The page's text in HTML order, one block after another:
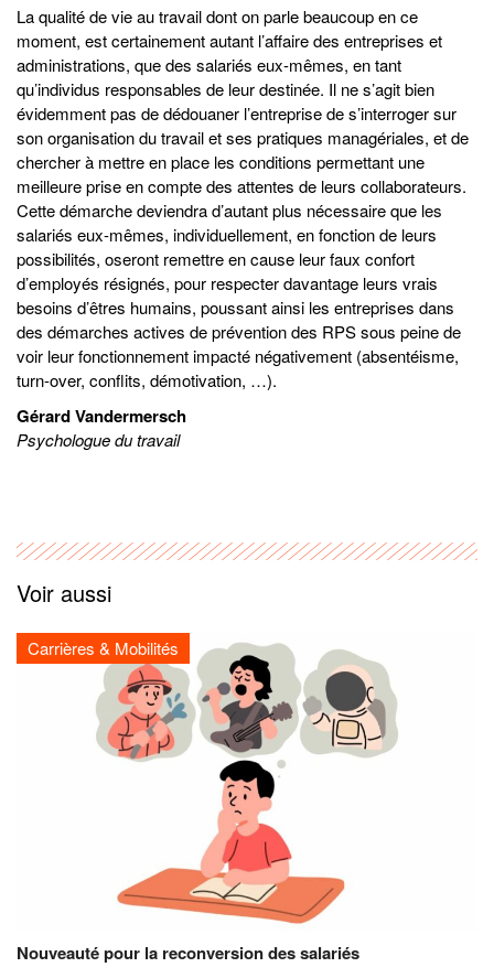
La qualité de vie au travail dont on parle beaucoup en ce
moment, est certainement autant l’affaire des entreprises et
administrations, que des salariés eux-mêmes, en tant
qu’individus responsables de leur destinée. Il ne s’agit bien
évidemment pas de dédouaner l’entreprise de s’interroger sur
son organisation du travail et ses pratiques managériales, et de
chercher à mettre en place les conditions permettant une
meilleure prise en compte des attentes de leurs collaborateurs.
Cette démarche deviendra d’autant plus nécessaire que les
salariés eux-mêmes, individuellement, en fonction de leurs
possibilités, oseront remettre en cause leur faux confort
d’employés résignés, pour respecter davantage leurs vrais
besoins d’êtres humains, poussant ainsi les entreprises dans
des démarches actives de prévention des RPS sous peine de
voir leur fonctionnement impacté négativement (absentéisme,
turn-over, conflits, démotivation, …).
Gérard Vandermersch
Psychologue du travail
Voir aussi
Carrières & Mobilités
Nouveauté pour la reconversion des salariés